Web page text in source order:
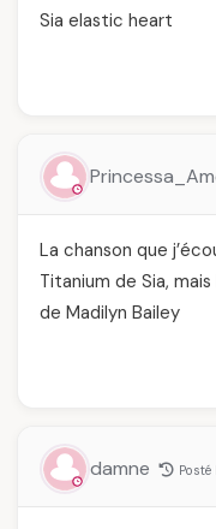
Sia elastic heart
La chanson que
Titanium de Sia,
de Madilyn Bailey
damne